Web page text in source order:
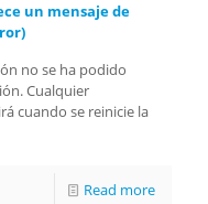
un mensaje de
no se ha podido
Cualquier
cuando se reinicie la
Read more